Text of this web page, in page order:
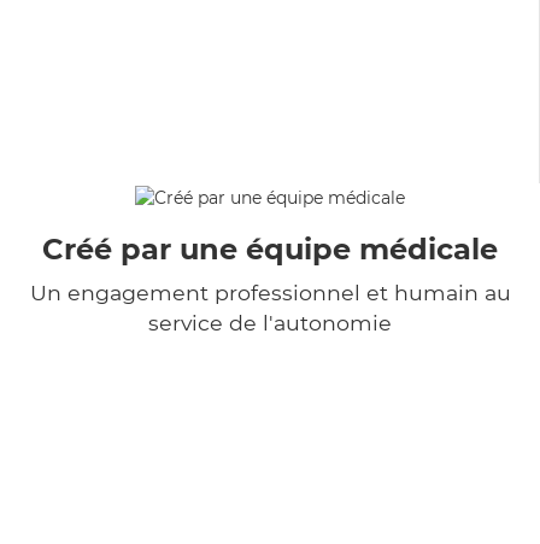
Créé par une équipe médicale
Un engagement professionnel et humain au
service de l'autonomie